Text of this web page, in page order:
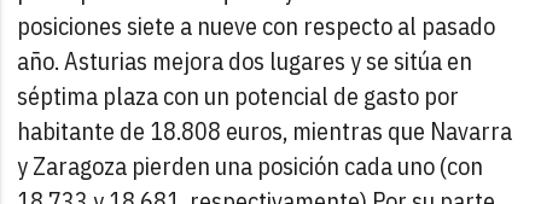
posiciones siete a nueve con respecto al pasado
año. Asturias mejora dos lugares y se sitúa en
séptima plaza con un potencial de gasto por
habitante de 18.808 euros, mientras que Navarra
y Zaragoza pierden una posición cada uno (con